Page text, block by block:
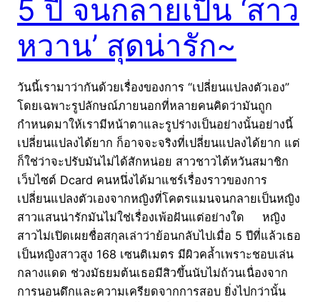
5 ปี จนกลายเป็น ‘สาว
หวาน’ สุดน่ารัก~
วันนี้เรามาว่ากันด้วยเรื่องของการ “เปลี่ยนแปลงตัวเอง”
โดยเฉพาะรูปลักษณ์ภายนอกที่หลายคนคิดว่ามันถูก
กำหนดมาให้เรามีหน้าตาและรูปร่างเป็นอย่างนั้นอย่างนี้
เปลี่ยนแปลงได้ยาก ก็อาจจะจริงที่เปลี่ยนแปลงได้ยาก แต่
ก็ใช่ว่าจะปรับมันไม่ได้สักหน่อย สาวชาวไต้หวันสมาชิก
เว็บไซต์ Dcard คนหนึ่งได้มาแชร์เรื่องราวของการ
เปลี่ยนแปลงตัวเองจากหญิงที่โคตรแมนจนกลายเป็นหญิง
สาวแสนน่ารักมันไม่ใช่เรื่องเพ้อฝันแต่อย่างใด หญิง
สาวไม่เปิดเผยชื่อสกุลเล่าว่าย้อนกลับไปเมื่อ 5 ปีที่แล้วเธอ
เป็นหญิงสาวสูง 168 เซนติเมตร มีผิวคล้ำเพราะชอบเล่น
กลางแดด ช่วงมัธยมต้นเธอมีสิวขึ้นนับไม่ถ้วนเนื่องจาก
การนอนดึกและความเครียดจากการสอบ ยิ่งไปกว่านั้น